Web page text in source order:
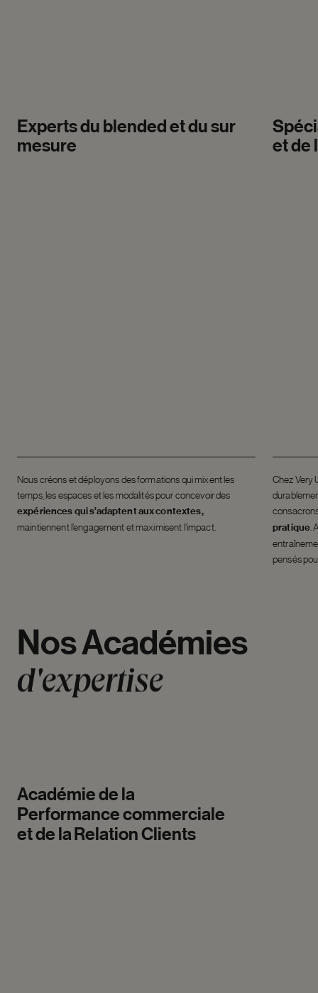
Experts du blended et du sur
mesure
Nous créons et déployons des formations qui mixent les
temps, les espaces et les modalités pour concevoir des
expériences qui s’adaptent aux contextes,
maintiennent l’engagement et maximisent l’impact.
et de
Chez Very
pratique.
pensés
NosAcadémies
d'expertise
Académiede la
Performancecommerciale
etde laRelationClients